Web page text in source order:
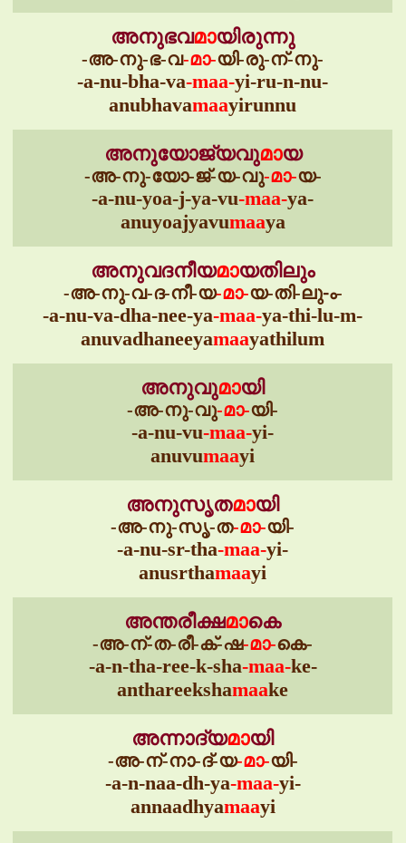
അനുഭവമായിരുന്നു
-അ-നു-ഭ-വ-മാ-യി-രു-ന്-നു-
-a-nu-bha-va-maa-yi-ru-n-nu-
anubhavamaayirunnu
അനുയോജ്യവുമായ
-അ-നു-യോ-ജ്-യ-വു-മാ-യ-
-a-nu-yoa-j-ya-vu-maa-ya-
anuyoajyavumaaya
അനുവദനീയമായതിലും
-അ-നു-വ-ദ-നീ-യ-മാ-യ-തി-ലു-ം-
-a-nu-va-dha-nee-ya-maa-ya-thi-lu-m-
anuvadhaneeyamaayathilum
അനുവുമായി
-അ-നു-വു-മാ-യി-
-a-nu-vu-maa-yi-
anuvumaayi
അനുസൃതമായി
-അ-നു-സൃ-ത-മാ-യി-
-a-nu-sr-tha-maa-yi-
anusrthamaayi
അന്തരീക്ഷമാകെ
-അ-ന്-ത-രീ-ക്-ഷ-മാ-കെ-
-a-n-tha-ree-k-sha-maa-ke-
anthareekshamaake
അന്നാദ്യമായി
-അ-ന്-നാ-ദ്-യ-മാ-യി-
-a-n-naa-dh-ya-maa-yi-
annaadhyamaayi